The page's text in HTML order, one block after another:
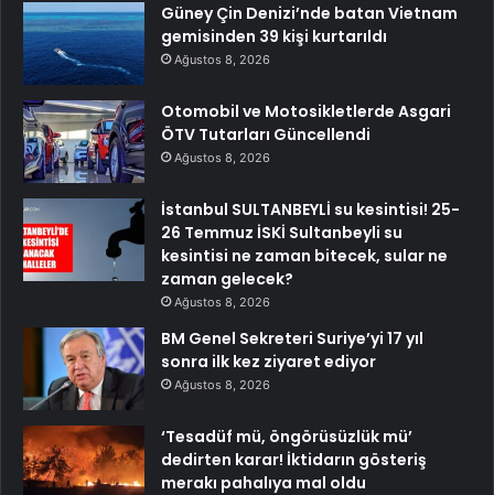
Güney Çin Denizi’nde batan Vietnam
gemisinden 39 kişi kurtarıldı
Ağustos 8, 2026
Otomobil ve Motosikletlerde Asgari
ÖTV Tutarları Güncellendi
Ağustos 8, 2026
İstanbul SULTANBEYLİ su kesintisi! 25-
26 Temmuz İSKİ Sultanbeyli su
kesintisi ne zaman bitecek, sular ne
zaman gelecek?
Ağustos 8, 2026
BM Genel Sekreteri Suriye’yi 17 yıl
sonra ilk kez ziyaret ediyor
Ağustos 8, 2026
‘Tesadüf mü, öngörüsüzlük mü’
dedirten karar! İktidarın gösteriş
merakı pahalıya mal oldu